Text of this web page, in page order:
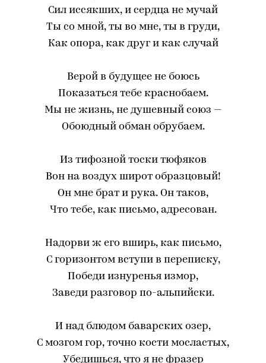
Сил иссякших, и сердца не мучай
Ты со мной, ты во мне, ты в груди,
Как опора, как друг и как случай
Верой в будущее не боюсь
Показаться тебе краснобаем.
Мы не жизнь, не душевный союз —
Обоюдный обман обрубаем.
Из тифозной тоски тюфяков
Вон на воздух широт образцовый!
Он мне брат и рука. Он таков,
Что тебе, как письмо, адресован.
Надорви ж его вширь, как письмо,
С горизонтом вступи в переписку,
Победи изнуренья измор,
Заведи разговор по-альпийски.
И над блюдом баварских озер,
С мозгом гор, точно кости мосластых,
Убедишься, что я не фразер